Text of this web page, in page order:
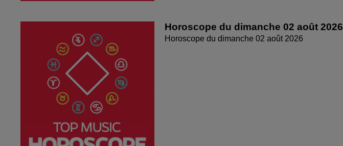
Horoscope du dimanche 02 août 2026
Horoscope du dimanche 02 août 2026